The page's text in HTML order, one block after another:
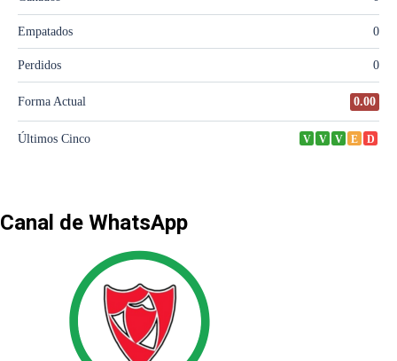
Canal de WhatsApp